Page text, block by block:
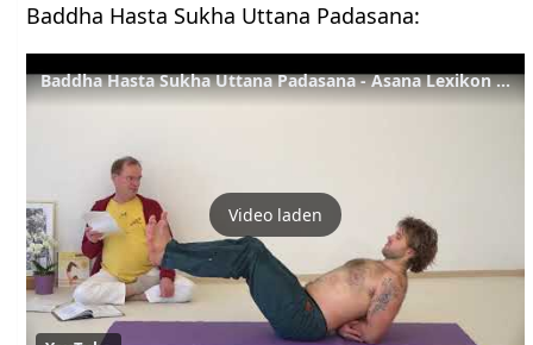
Baddha Hasta Sukha Uttana Padasana:
Baddha Hasta Sukha Uttana Padasana - Asana Lexikon 223
Video laden